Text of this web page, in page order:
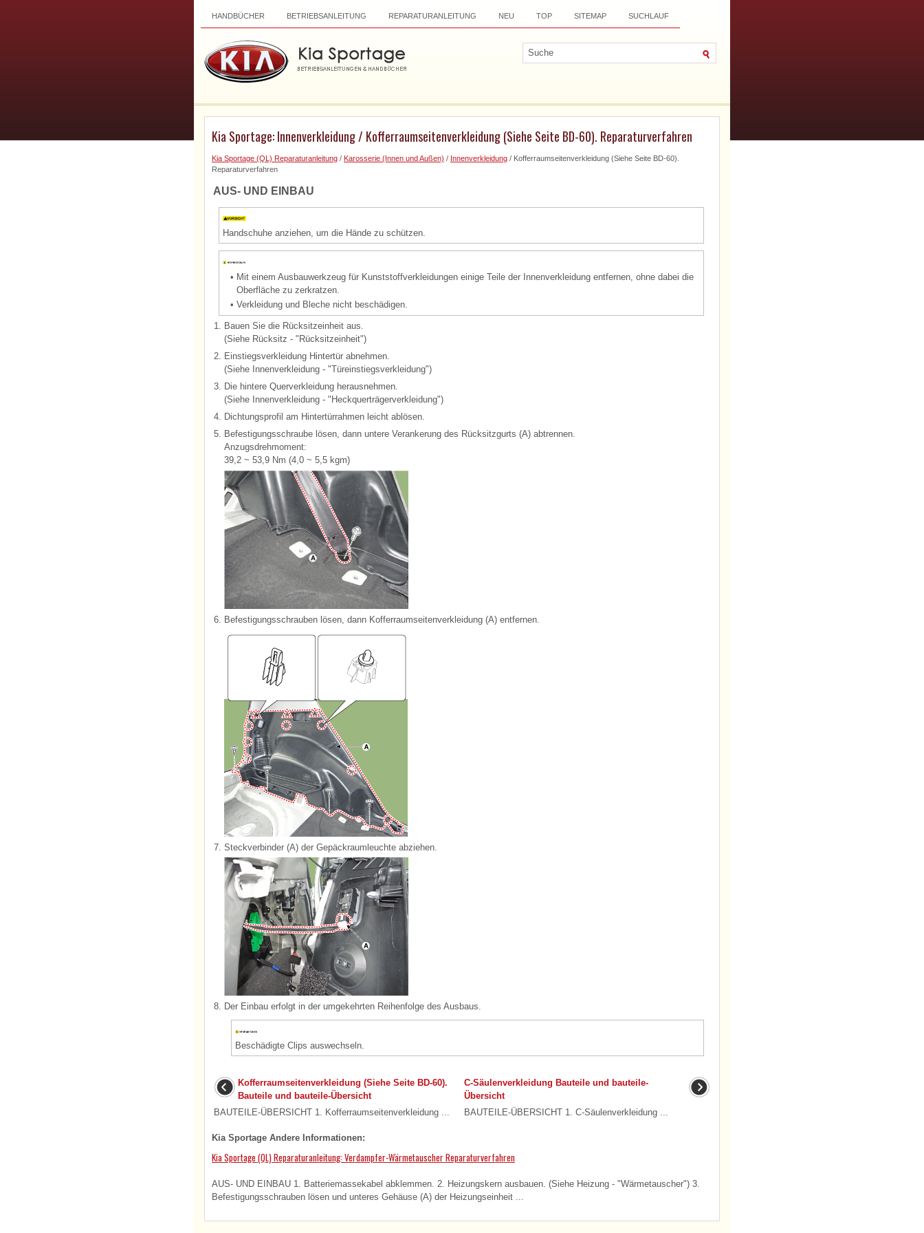
HANDBÜCHER BETRIEBSANLEITUNG REPARATURANLEITUNG NEU TOP SITEMAP SUCHLAUF
Kia Sportage: Innenverkleidung / Kofferraumseitenverkleidung (Siehe Seite BD-60). Reparaturverfahren
Kia Sportage (QL) Reparaturanleitung / Karosserie (Innen und Außen) / Innenverkleidung / Kofferraumseitenverkleidung (Siehe Seite BD-60).
Reparaturverfahren
AUS- UND EINBAU
Handschuhe anziehen, um die Hände zu schützen.
• Mit einem Ausbauwerkzeug für Kunststoffverkleidungen einige Teile der Innenverkleidung entfernen, ohne dabei die
Oberfläche zu zerkratzen.
• Verkleidung und Bleche nicht beschädigen.
1. Bauen Sie die Rücksitzeinheit aus.
(Siehe Rücksitz - "Rücksitzeinheit")
2. Einstiegsverkleidung Hintertür abnehmen.
(Siehe Innenverkleidung - "Türeinstiegsverkleidung")
3. Die hintere Querverkleidung herausnehmen.
(Siehe Innenverkleidung - "Heckquerträgerverkleidung")
4. Dichtungsprofil am Hintertürrahmen leicht ablösen.
5. Befestigungsschraube lösen, dann untere Verankerung des Rücksitzgurts (A) abtrennen.
Anzugsdrehmoment:
39,2 ~ 53,9 Nm (4,0 ~ 5,5 kgm)
6. Befestigungsschrauben lösen, dann Kofferraumseitenverkleidung (A) entfernen.
7. Steckverbinder (A) der Gepäckraumleuchte abziehen.
8. Der Einbau erfolgt in der umgekehrten Reihenfolge des Ausbaus.
Beschädigte Clips auswechseln.
Kofferraumseitenverkleidung (Siehe Seite BD-60).
Bauteile und bauteile-Übersicht
BAUTEILE-ÜBERSICHT 1. Kofferraumseitenverkleidung ...
C-Säulenverkleidung Bauteile und bauteile-
Übersicht
BAUTEILE-ÜBERSICHT 1. C-Säulenverkleidung ...
Kia Sportage Andere Informationen:
Kia Sportage (QL) Reparaturanleitung: Verdampfer-Wärmetauscher Reparaturverfahren
AUS- UND EINBAU 1. Batteriemassekabel abklemmen. 2. Heizungskern ausbauen. (Siehe Heizung - "Wärmetauscher") 3.
Befestigungsschrauben lösen und unteres Gehäuse (A) der Heizungseinheit ...